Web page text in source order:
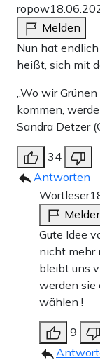
ropow
Melden
Nun hat
heißt, sich mit
„Wo wir
kommen,
Sandra Detzer
34
Antworten
Wortleser
Gute Idee
nicht mehr
bleibt uns
werden sie
wählen !
9